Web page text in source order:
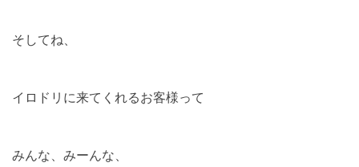
そしてね、
イロドリに来てくれるお客様って
みんな、みーんな、